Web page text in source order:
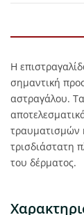
Η
σημαντική
αστραγάλου.
τραυματισμών
τρισδιάστατη
του δέρματος.